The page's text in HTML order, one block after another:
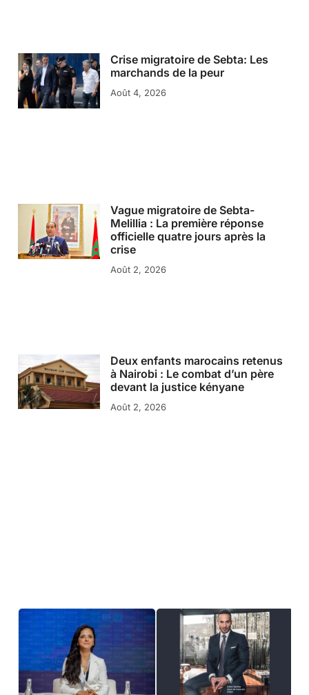
Crise migratoire de Sebta: Les
marchands de la peur
Août 4, 2026
Vague migratoire de Sebta-
Melillia : La première réponse
officielle quatre jours après la
crise
Août 2, 2026
Deux enfants marocains retenus
à Nairobi : Le combat d’un père
devant la justice kényane
Août 2, 2026